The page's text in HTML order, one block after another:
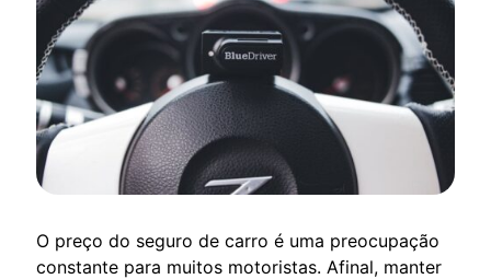
O preço do seguro de carro é uma preocupação
constante para muitos motoristas. Afinal, manter